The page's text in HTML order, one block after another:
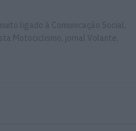
ligado à Comunicação Social,
Motociclismo, jornal Volante,